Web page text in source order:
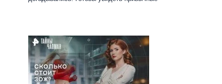
Сколько стоит ЗОЖ. Тайны Чапман от
28.01.2026
3.2к.